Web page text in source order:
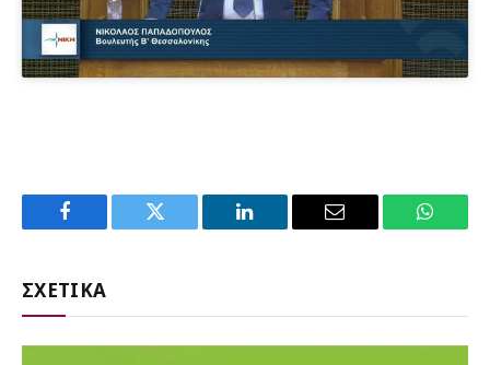
Facebook Twitter LinkedIn Email
ΣΧΕΤΙΚΑ